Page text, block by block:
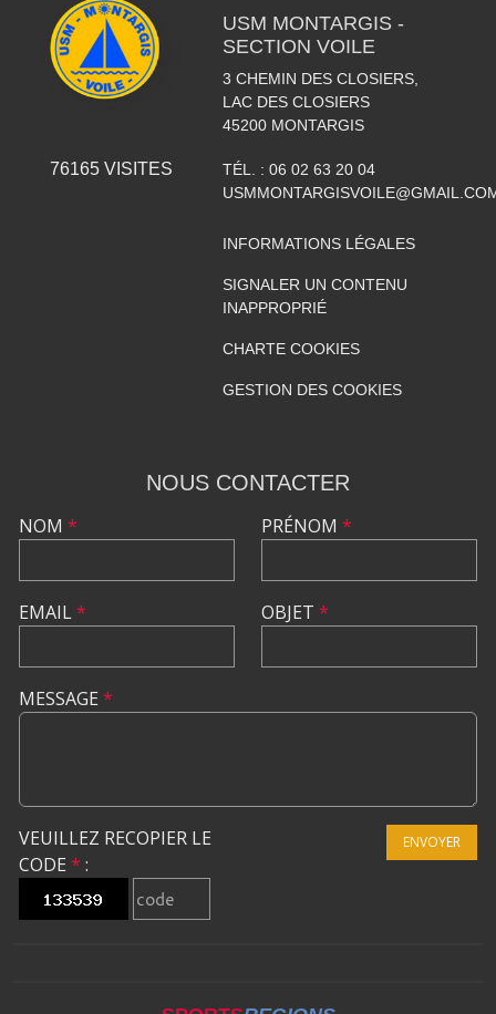
76165VISITES
USM MONTARGIS -
SECTION VOILE
3 CHEMIN DES CLOSIERS,
LAC DES CLOSIERS
45200 MONTARGIS
TÉL. : 06 02 63 20 04
INFORMATIONS LÉGALES
SIGNALER UN CONTENU
INAPPROPRIÉ
CHARTE COOKIES
GESTION DES COOKIES
NOUS CONTACTER
NOM *
EMAIL*
PRÉNOM *
OBJET *
MESSAGE *
VEUILLEZ RECOPIER LE
CODE * :
ENVOYER